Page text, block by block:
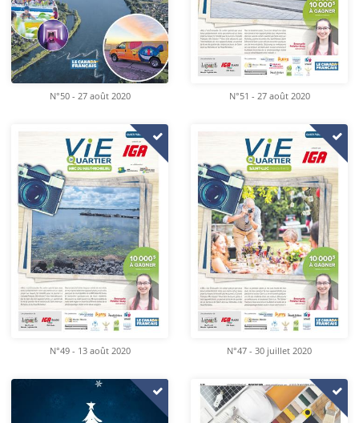
N°50 - 27 août 2020 N°51 - 27 août 2020
N°49 - 13 août 2020 N°47 - 30 juillet 2020